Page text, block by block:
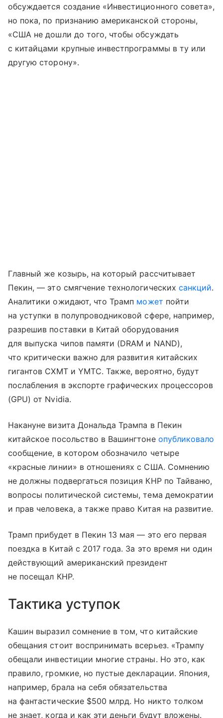
обсуждается создание «Инвестиционного совета»,
но пока, по признанию американской стороны,
«США не дошли до того, чтобы обсуждать
с китайцами крупные инвестпрограммы в ту или
другую сторону».
Главный же козырь, на который рассчитывает
Пекин, — это смягчение технологических санкций.
Аналитики ожидают, что Трамп может пойти
на уступки в полупроводниковой сфере, например,
разрешив поставки в Китай оборудования
для выпуска чипов памяти (DRAM и NAND),
что критически важно для развития китайских
гигантов CXMT и YMTC. Также, вероятно, будут
послабления в экспорте графических процессоров
(GPU) от Nvidia.
Накануне визита Дональда Трампа в Пекин
китайское посольство в Вашингтоне опубликовало
сообщение, в котором обозначило четыре
«красные линии» в отношениях с США. Сомнению
не должны подвергаться позиция КНР по Тайваню,
вопросы политической системы, тема демократии
и прав человека, а также право Китая на развитие.
Трамп прибудет в Пекин 13 мая — это его первая
поездка в Китай с 2017 года. За это время ни один
действующий американский президент
не посещал КНР.
Тактика уступок
Кашин выразил сомнение в том, что китайские
обещания стоит воспринимать всерьез. «Трампу
обещали инвестиции многие страны. Но это, как
правило, громкие, но пустые декларации. Япония,
например, брала на себя обязательства
на фантастические $500 млрд. Но никто толком
не знает, когда и как эти деньги будут вложены.